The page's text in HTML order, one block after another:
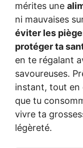
mérites une
ni mauvaises
éviter les
protéger ta
en te régalant
savoureuses.
instant, tout en
que tu
vivre ta
légèreté.